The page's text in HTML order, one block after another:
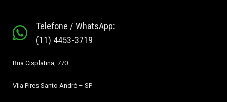
Telefone / WhatsApp:
(11) 4453-3719
Rua Cisplatina, 770
Vila Pires Santo André – SP